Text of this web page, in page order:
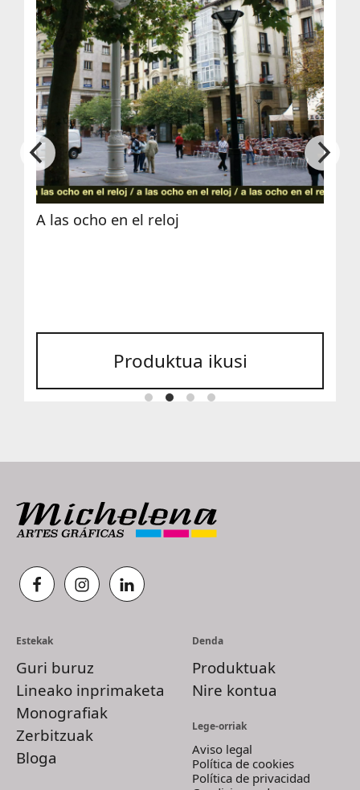
A las ocho en el reloj
Produktua ikusi
Estekak
Guri buruz
Lineako inprimaketa
Monografiak
Zerbitzuak
Bloga
Denda
Produktuak
Nire kontua
Lege-orriak
Aviso legal
Política de cookies
Política de privacidad